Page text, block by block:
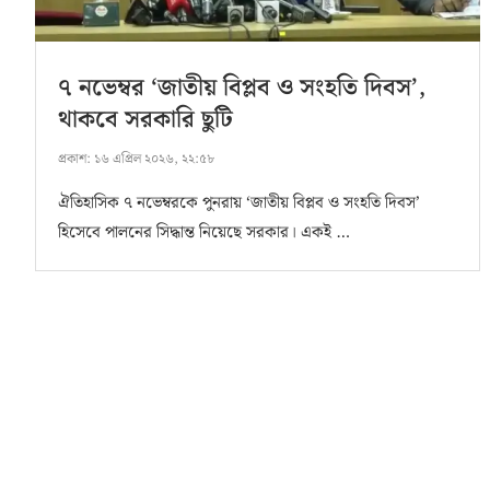
৭ নভেম্বর ‘জাতীয় বিপ্লব ও সংহতি দিবস’,
থাকবে সরকারি ছুটি
প্রকাশ: ১৬ এপ্রিল ২০২৬, ২২:৫৮
ঐতিহাসিক ৭ নভেম্বরকে পুনরায় ‘জাতীয় বিপ্লব ও সংহতি দিবস’
হিসেবে পালনের সিদ্ধান্ত নিয়েছে সরকার। একই …